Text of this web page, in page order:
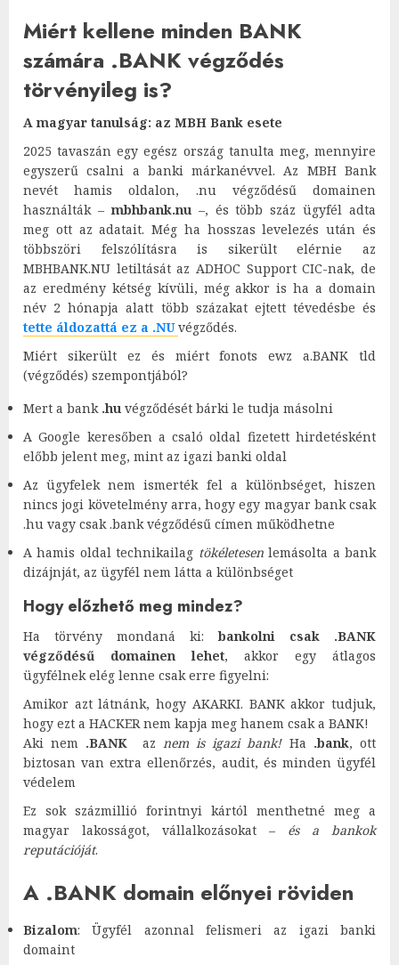
Miért kellene minden BANK
számára .BANK végződés
törvényileg is?
A magyar tanulság: az MBH Bank esete
2025 tavaszán egy egész ország tanulta meg, mennyire
egyszerű csalni a banki márkanévvel. Az MBH Bank
nevét hamis oldalon, .nu végződésű domainen
használták – mbhbank.nu–, és több száz ügyfél adta
meg ott az adatait. Még ha hosszas levelezés után és
többszöri felszólításra is sikerült elérnie az
MBHBANK.NU letiltását az ADHOC Support CIC-nak, de
az eredmény kétség kívüli, még akkor is ha a domain
név 2 hónapja alatt több százakat ejtett tévedésbe és
tette áldozattá ez a .NU végződés.
Miért sikerült ez és miért fonots ewz a.BANK tld
(végződés) szempontjából?
Mert a bank .hu végződését bárki le tudja másolni
A Google keresőben a csaló oldal fizetett hirdetésként
előbb jelent meg, mint az igazi banki oldal
Az ügyfelek nem ismerték fel a különbséget, hiszen
nincs jogi követelmény arra, hogy egy magyar bank csak
.hu vagy csak .bank végződésű címen működhetne
A hamis oldal technikailag tökéletesenlemásolta a bank
dizájnját, az ügyfél nem látta a különbséget
Hogy előzhető meg mindez?
Ha törvény mondaná ki:bankolni csak .BANK
végződésű domainen lehet, akkor egy átlagos
ügyfélnek elég lenne csak erre figyelni:
Amikor azt látnánk, hogy AKARKI. BANK akkor tudjuk,
hogy ezt a HACKER nem kapja meg hanem csak a BANK!
Aki nem .BANK az nem is igazi bank! Ha .bank, ott
biztosan van extra ellenőrzés, audit, és minden ügyfél
védelem
Ez sok százmillió forintnyi kártól menthetné meg a
magyar lakosságot, vállalkozásokat – és a bankok
reputációját.
A .BANK domain előnyei röviden
Bizalom: Ügyfél azonnal felismeri az igazi banki
domaint